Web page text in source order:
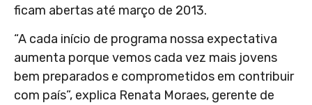
ficam abertas até março de 2013.
“A cada início de programa nossa expectativa
aumenta porque vemos cada vez mais jovens
bem preparados e comprometidos em contribuir
com país”, explica Renata Moraes, gerente de